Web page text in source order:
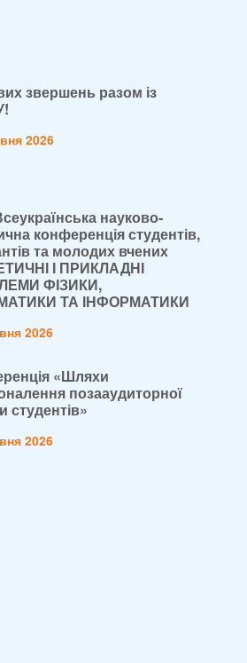
звершень разом із
2026
науково-
конференція студентів,
та молодих вчених
І ПРИКЛАДНІ
ФІЗИКИ,
ТА ІНФОРМАТИКИ
2026
«Шляхи
позааудиторної
студентів»
2026